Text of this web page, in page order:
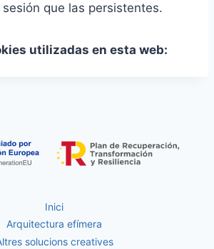
que las persistentes.
utilizadas en esta web:
Inici
Arquitectura efímera
solucions creatives